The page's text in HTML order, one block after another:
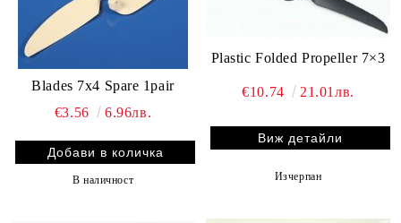
Blades 7x4 Spare 1pair
€3.56
6.96лв.
В наличност
Plastic Folded Propeller 7×3
€10.74 21.01лв.
Виж детайли
Изчерпан